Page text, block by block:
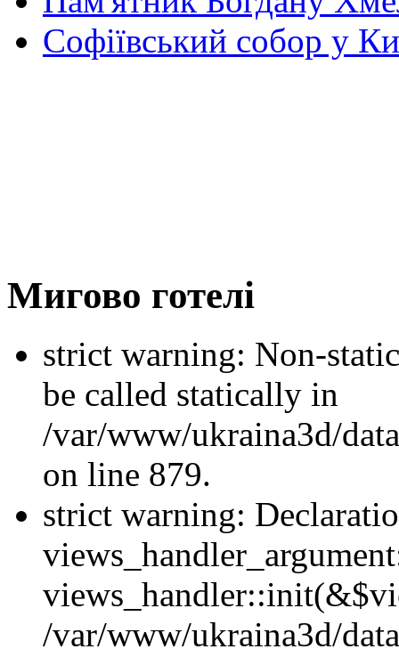
Софіївський собор у
Мигово готелі
strict warning: Non-
be called statically in
/var/www/ukraina3d/
on line 879.
strict warning:
/var/www/ukraina3d/